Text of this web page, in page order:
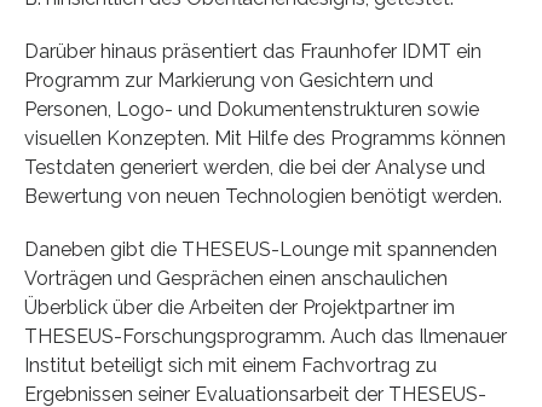
Darüber hinaus präsentiert das Fraunhofer IDMT ein
Programm zur Markierung von Gesichtern und
Personen, Logo- und Dokumentenstrukturen sowie
visuellen Konzepten. Mit Hilfe des Programms können
Testdaten generiert werden, die bei der Analyse und
Bewertung von neuen Technologien benötigt werden.
Daneben gibt die THESEUS-Lounge mit spannenden
Vorträgen und Gesprächen einen anschaulichen
Überblick über die Arbeiten der Projektpartner im
THESEUS-Forschungsprogramm. Auch das Ilmenauer
Institut beteiligt sich mit einem Fachvortrag zu
Ergebnissen seiner Evaluationsarbeit der THESEUS-